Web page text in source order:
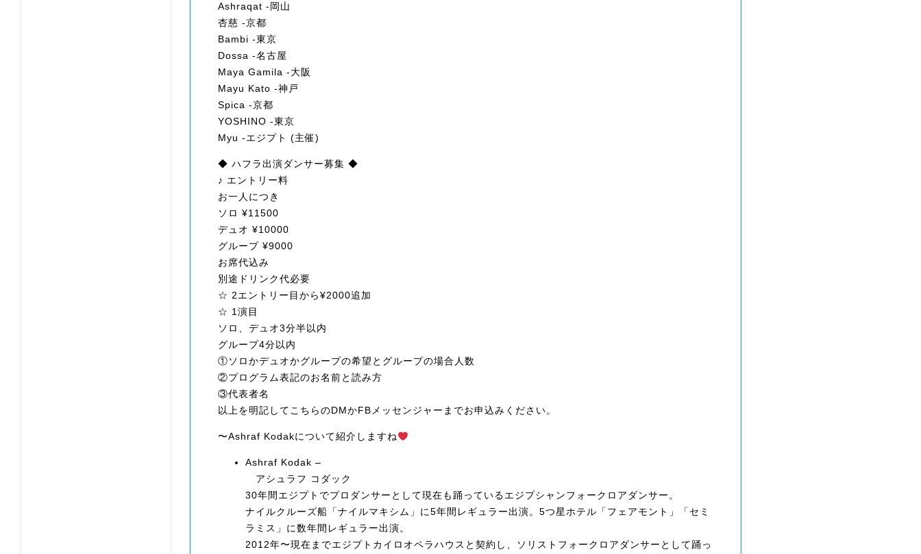
Ashraqat -岡山
杏慈 -京都
Bambi -東京
Dossa -名古屋
Maya Gamila -大阪
Mayu Kato -神戸
Spica -京都
YOSHINO -東京
Myu -エジプト (主催)
◆ ハフラ出演ダンサー募集 ◆
♪ エントリー料
お一人につき
ソロ ¥11500
デュオ ¥10000
グループ ¥9000
お席代込み
別途ドリンク代必要
☆ 2エントリー目から¥2000追加
☆ 1演目
ソロ、デュオ3分半以内
グループ4分以内
①ソロかデュオかグループの希望とグループの場合人数
②プログラム表記のお名前と読み方
③代表者名
以上を明記してこちらのDMかFBメッセンジャーまでお申込みください。
〜Ashraf Kodakについて紹介しますね
Ashraf Kodak –
アシュラフ コダック
30年間エジプトでプロダンサーとして現在も踊っているエジプシャンフォークロアダンサー。
ナイルクルーズ船「ナイルマキシム」に5年間レギュラー出演。5つ星ホテル「フェアモント」「セミ
ラミス」に数年間レギュラー出演。
2012年〜現在までエジプトカイロオペラハウスと契約し、ソリストフォークロアダンサーとして踊っ